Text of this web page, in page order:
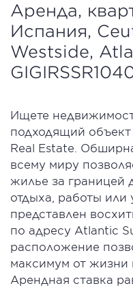
Аренда,
Испания,
Westside,
Ищете
подходящий объект
Real Estate.
всему миру
жилье за границей
отдыха, работы или
представлен
по адресу Atlantic
расположение
максимум от жизни
Арендная ставка